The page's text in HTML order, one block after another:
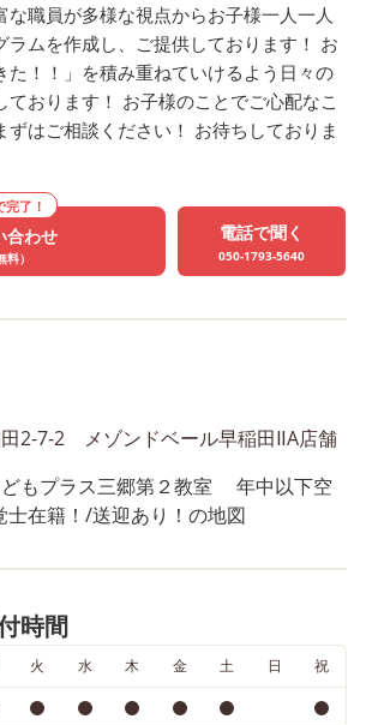
な職員が多様な視点からお子様一人一人
ラムを作成し、ご提供しております！ お
た！！」を積み重ねていけるよう日々の
ております！ お子様のことでご心配なこ
ずはご相談ください！ お待ちしておりま
完了！
合わせ
料）
電話で聞く
050-1793-5640
2-7-2 メゾンドベール早稲田ⅡA店舗
時間
火 水 木 金 土 日 祝